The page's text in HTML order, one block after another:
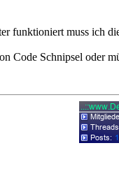
funktioniert muss ich
Code Schnipsel oder